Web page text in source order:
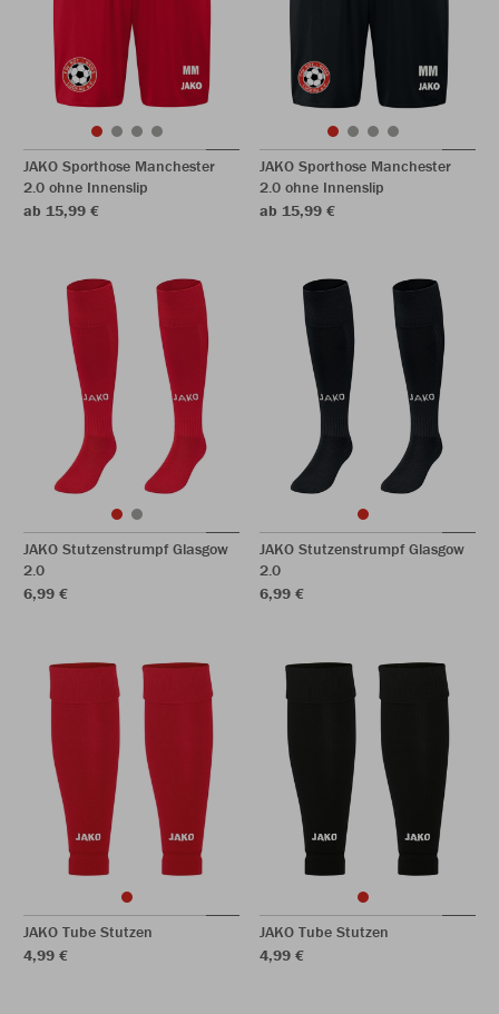
JAKO Sporthose Manchester
2.0 ohne Innenslip
ab 15,99 €
JAKO Sporthose Manchester
2.0 ohne Innenslip
ab 15,99 €
JAKO Stutzenstrumpf Glasgow
2.0
6,99 €
JAKO Stutzenstrumpf Glasgow
2.0
6,99 €
JAKO Tube Stutzen
4,99 €
JAKO Tube Stutzen
4,99 €